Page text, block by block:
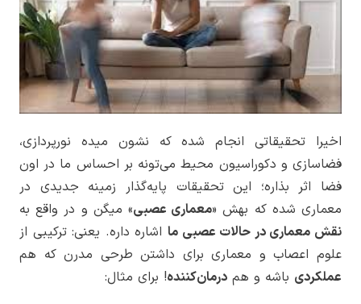
اخیرا تحقیقاتی انجام شده که نشون میده نورپردازی،
فضاسازی و دکوراسیون محیط می‌تونه بر احساس ما در اون
فضا اثر بذاره؛ این تحقیقات پایه‌گذار زمینه جدیدی در
معماری شده که بهش «معماری عصبی» میگن و در واقع به
نقش معماری در حالات عصبی ما اشاره داره. یعنی: ترکیبی از
علوم اعصاب و معماری برای داشتن طرحی مدرن که هم
عملکردی باشه و هم درمان‌کننده! برای مثال: